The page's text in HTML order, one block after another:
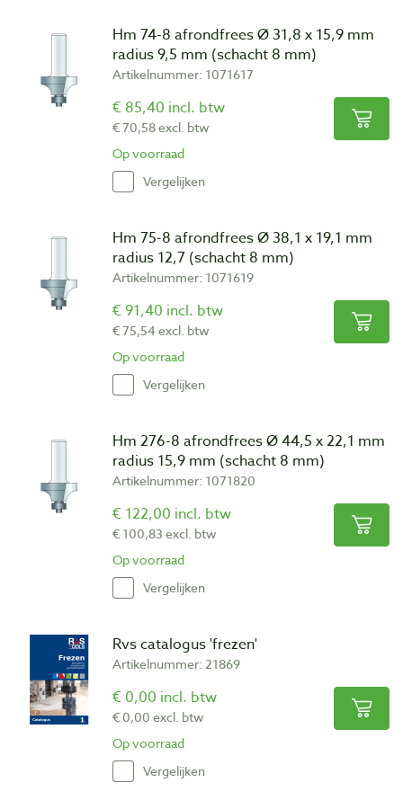
Hm 74-8 afrondfrees Ø 31,8 x 15,9 mm
radius 9,5 mm (schacht 8 mm)
Artikelnummer: 1071617
€ 85,40 incl. btw
€ 70,58 excl. btw
Op voorraad
Vergelijken
Hm 75-8 afrondfrees Ø 38,1 x 19,1 mm
radius 12,7 (schacht 8 mm)
Artikelnummer: 1071619
€ 91,40 incl. btw
€ 75,54 excl. btw
Op voorraad
Vergelijken
Hm 276-8 afrondfrees Ø 44,5 x 22,1 mm
radius 15,9 mm (schacht 8 mm)
Artikelnummer: 1071820
€ 122,00 incl. btw
€ 100,83 excl. btw
Op voorraad
Vergelijken
Rvs catalogus 'frezen'
Artikelnummer: 21869
€ 0,00 incl. btw
€ 0,00 excl. btw
Op voorraad
Vergelijken